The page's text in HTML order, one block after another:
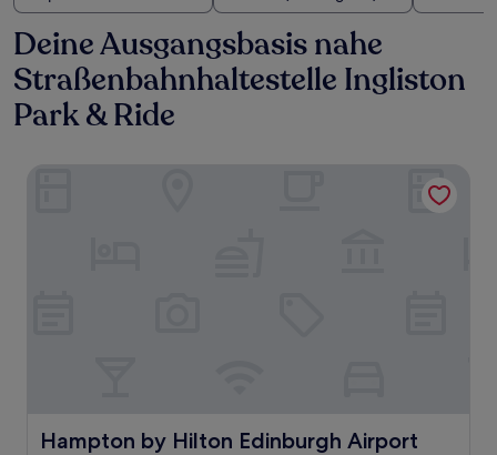
Deine Ausgangsbasis nahe
Straßenbahnhaltestelle Ingliston
Park & Ride
Hampton by Hilton Edinburgh Airport
Hampton by Hilton Edinburgh Airport